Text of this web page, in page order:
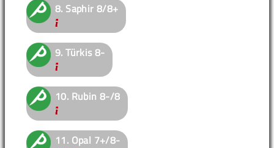
8. Saphir 8/8+
9.Türkis8-
10. Rubin 8-/8
11. Opal 7+/8-